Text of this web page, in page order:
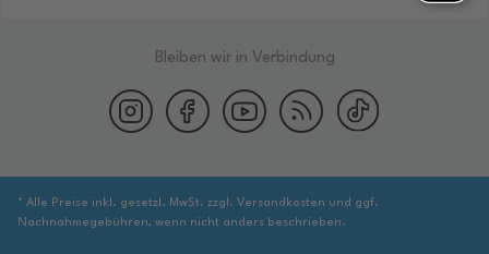
Bleiben wir in Verbindung
* Alle Preise inkl. gesetzl. MwSt. zzgl. Versandkosten und ggf.
Nachnahmegebühren, wenn nicht anders beschrieben.